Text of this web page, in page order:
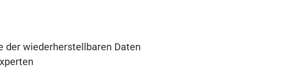
der wiederherstellbaren Daten